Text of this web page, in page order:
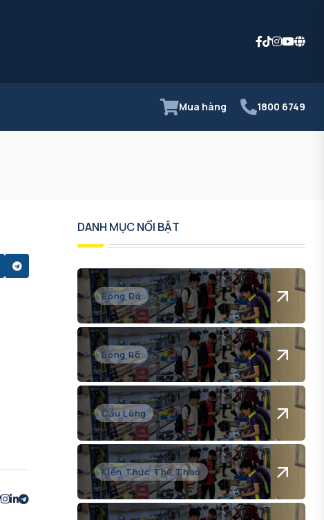
Mua hàng 1800 6749
DANH MỤC NỔI BẬT
Bóng Đá
Bóng Rổ
Cầu Lông
Kiến Thức Thể Thao